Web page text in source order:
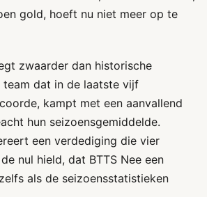
gold, hoeft nu niet meer op te
zwaarder dan historische
team dat in de laatste vijf
kampt met een aanvallend
hun seizoensgemiddelde.
een verdediging die vier
nul hield, dat BTTS Nee een
als de seizoensstatistieken